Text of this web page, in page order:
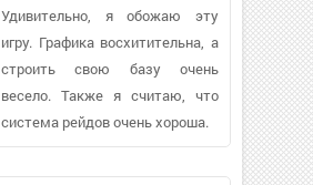
Удивительно, я обожаю эту
игру. Графика восхитительна, а
строить свою базу очень
весело. Также я считаю, что
система рейдов очень хороша.